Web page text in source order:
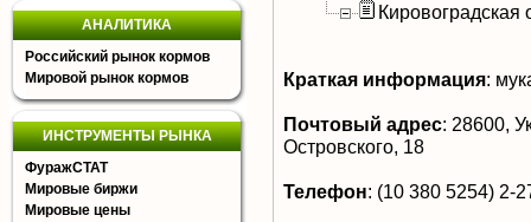
АНАЛИТИКА
Российский рынок кормов
Мировой рынок кормов
ИНСТРУМЕНТЫ РЫНКА
ФуражСТАТ
Мировые биржи
Мировые цены
Кировоградская
Краткая информация:
Почтовый адрес: 28600,
Островского, 18
Телефон: (10 380 5254) 2-